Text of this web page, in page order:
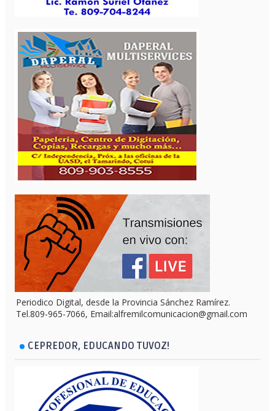
Periodico Digital, desde la Provincia Sánchez Ramírez.
Tel.809-965-7066, Email:alfremilcomunicacion@gmail.com
CEPREDOR, EDUCANDO TUVOZ!